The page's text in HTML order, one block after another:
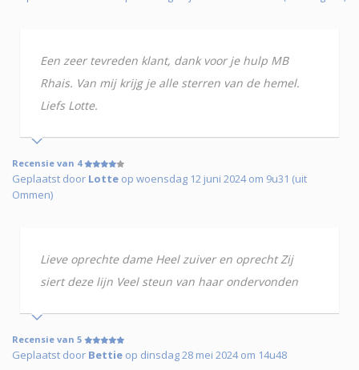
Een zeer tevreden klant, dank voor je hulp MB
Rhais. Van mij krijg je alle sterren van de hemel.
Liefs Lotte.
Recensie van 4
Geplaatst door Lotte op woensdag 12 juni 2024 om 9u31 (uit
Ommen)
Lieve oprechte dame Heel zuiver en oprecht Zij
siert deze lijn Veel steun van haar ondervonden
Recensie van 5
Geplaatst door Bettie op dinsdag 28 mei 2024 om 14u48